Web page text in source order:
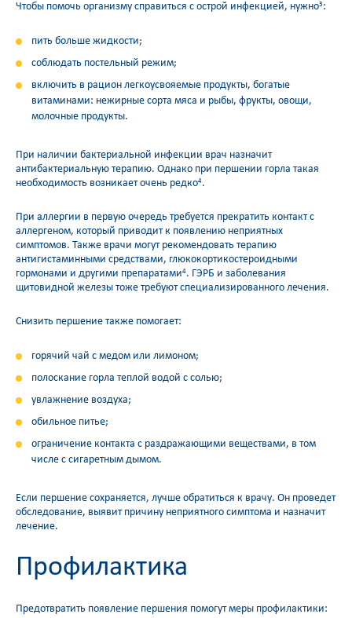
Чтобы помочь организму справиться с острой инфекцией, нужно3 :
пить больше жидкости;
соблюдать постельный режим;
включить в рацион легкоусвояемые продукты, богатые
витаминами: нежирные сорта мяса и рыбы, фрукты, овощи,
молочные продукты.
При наличии бактериальной инфекции врач назначит
антибактериальную терапию. Однако при першении горла такая
необходимость возникает очень редко4.
При аллергии в первую очередь требуется прекратить контакт с
аллергеном, который приводит к появлению неприятных
симптомов. Также врачи могут рекомендовать терапию
антигистаминными средствами, глюкокортикостероидными
гормонами и другими препаратами4. ГЭРБ и заболевания
щитовидной железы тоже требуют специализированного лечения.
Снизить першение также помогает:
горячий чай с медом или лимоном;
полоскание горла теплой водой с солью;
увлажнение воздуха;
обильное питье;
ограничение контакта с раздражающими веществами, в том
числе с сигаретным дымом.
Если першение сохраняется, лучше обратиться к врачу. Он проведет
обследование, выявит причину неприятного симптома и назначит
лечение.
Профилактика
Предотвратить появление першения помогут меры профилактики: